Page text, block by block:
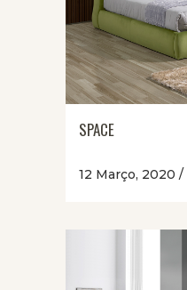
SPACE
12 Março, 2020 /